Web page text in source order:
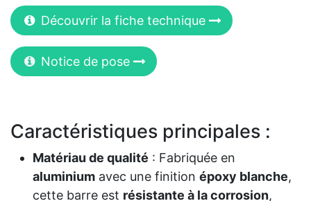
Découvrir la fiche technique
Notice de pose
Caractéristiques principales :
Matériau de qualité : Fabriquée en
aluminium avec une finition époxy blanche,
cette barre est résistante à la corrosion,